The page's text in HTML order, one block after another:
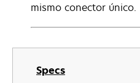
Specs
mismo conector único.